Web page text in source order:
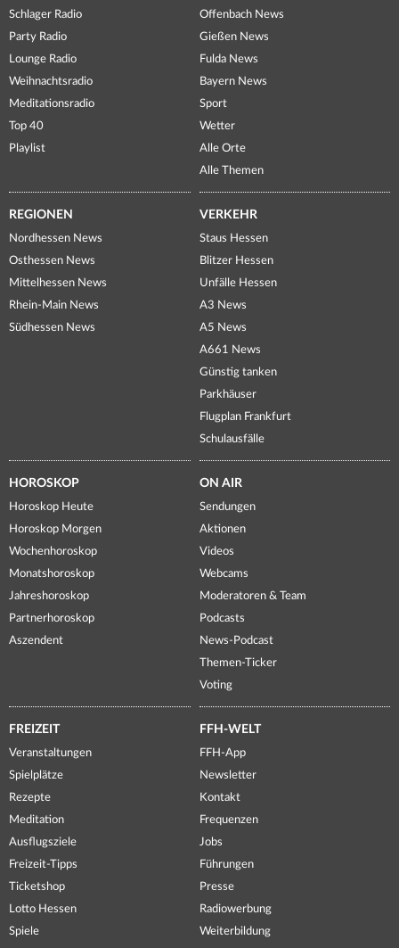
Schlager Radio
Party Radio
Lounge Radio
Weihnachtsradio
Meditationsradio
Top 40
Playlist
Offenbach News
Gießen News
Fulda News
Bayern News
Sport
Wetter
Alle Orte
Alle Themen
REGIONEN
Nordhessen News
Osthessen News
Mittelhessen News
Rhein-Main News
Südhessen News
VERKEHR
Staus Hessen
Blitzer Hessen
Unfälle Hessen
A3 News
A5 News
A661 News
Günstig tanken
Parkhäuser
Flugplan Frankfurt
Schulausfälle
HOROSKOP
Horoskop Heute
Horoskop Morgen
Wochenhoroskop
Monatshoroskop
Jahreshoroskop
Partnerhoroskop
Aszendent
ON AIR
Sendungen
Aktionen
Videos
Webcams
Moderatoren & Team
Podcasts
News-Podcast
Themen-Ticker
Voting
FREIZEIT
Veranstaltungen
Spielplätze
Rezepte
Meditation
Ausflugsziele
Freizeit-Tipps
Ticketshop
Lotto Hessen
Spiele
FFH-WELT
FFH-App
Newsletter
Kontakt
Frequenzen
Jobs
Führungen
Presse
Radiowerbung
Weiterbildung